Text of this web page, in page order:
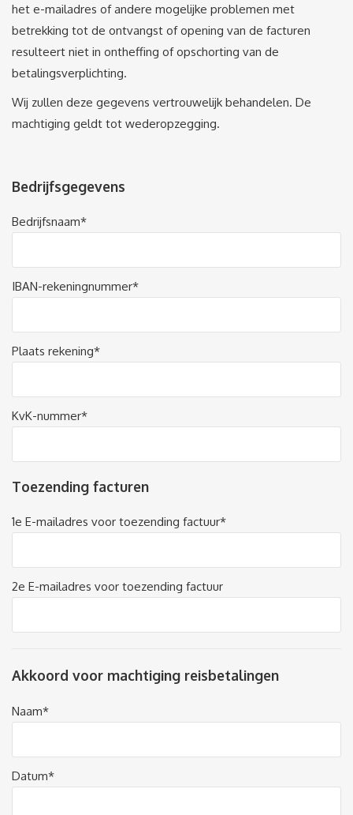
het e-mailadres of andere mogelijke problemen met
betrekking tot de ontvangst of opening van de facturen
resulteert niet in ontheffing of opschorting van de
betalingsverplichting.
Wij zullen deze gegevens vertrouwelijk behandelen. De
machtiging geldt tot wederopzegging.
Bedrijfsgegevens
Bedrijfsnaam*
IBAN-rekeningnummer*
Plaats rekening*
KvK-nummer*
Toezending facturen
1e E-mailadres voor toezending factuur*
2e E-mailadres voor toezending factuur
Akkoord voor machtiging reisbetalingen
Naam*
Datum*